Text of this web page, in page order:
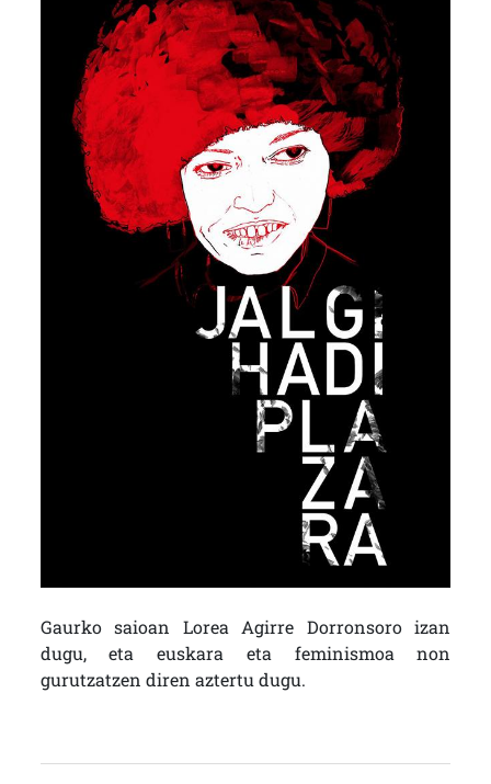
Gaurko saioan Lorea Agirre Dorronsoro izan
dugu, eta euskara eta feminismoa non
gurutzatzen diren aztertu dugu.